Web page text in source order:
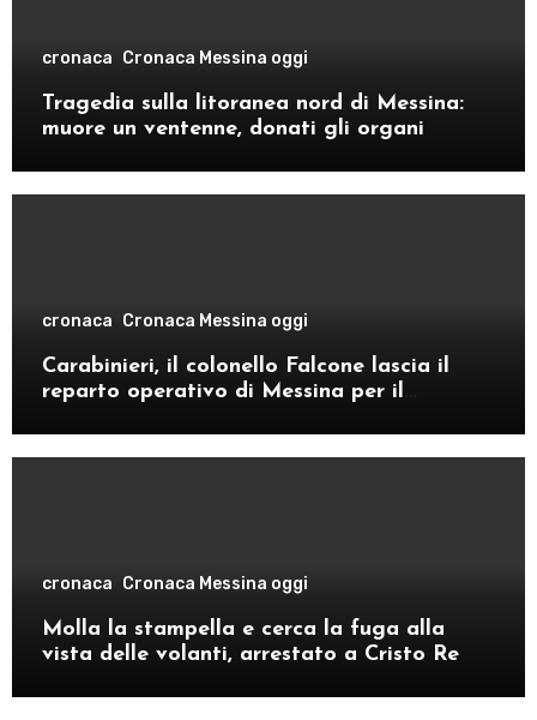
cronaca Cronaca Messina oggi
Tragedia sulla litoranea nord di Messina:
muore un ventenne, donati gli organi
cronaca Cronaca Messina oggi
Carabinieri, il colonello Falcone lascia il
reparto operativo di Messina per il
cronaca Cronaca Messina oggi
Molla la stampella e cerca la fuga alla
vista delle volanti, arrestato a Cristo Re